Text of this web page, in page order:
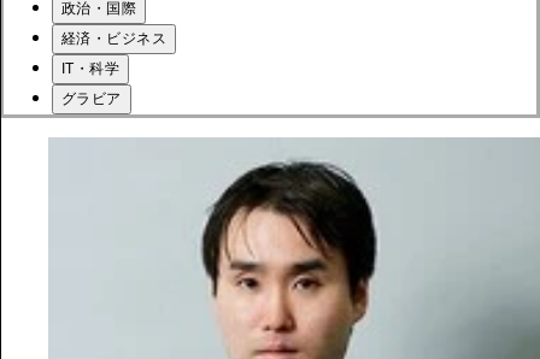
政治・国際
経済・ビジネス
IT・科学
グラビア